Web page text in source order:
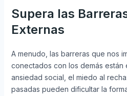
Supera las
Externas
A menudo, las barreras que nos
conectados con los demás están
ansiedad social, el miedo al
pasadas pueden dificultar la